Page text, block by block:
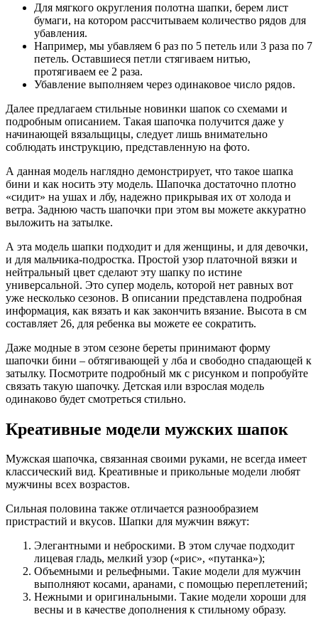
Для мягкого округления полотна шапки, берем лист
бумаги, на котором рассчитываем количество рядов для
убавления.
Например, мы убавляем 6 раз по 5 петель или 3 раза по 7
петель. Оставшиеся петли стягиваем нитью,
протягиваем ее 2 раза.
Убавление выполняем через одинаковое число рядов.
Далее предлагаем стильные новинки шапок со схемами и
подробным описанием. Такая шапочка получится даже у
начинающей вязальщицы, следует лишь внимательно
соблюдать инструкцию, представленную на фото.
А данная модель наглядно демонстрирует, что такое шапка
бини и как носить эту модель. Шапочка достаточно плотно
«сидит» на ушах и лбу, надежно прикрывая их от холода и
ветра. Заднюю часть шапочки при этом вы можете аккуратно
выложить на затылке.
А эта модель шапки подходит и для женщины, и для девочки,
и для мальчика-подростка. Простой узор платочной вязки и
нейтральный цвет сделают эту шапку по истине
универсальной. Это супер модель, которой нет равных вот
уже несколько сезонов. В описании представлена подробная
информация, как вязать и как закончить вязание. Высота в см
составляет 26, для ребенка вы можете ее сократить.
Даже модные в этом сезоне береты принимают форму
шапочки бини – обтягивающей у лба и свободно спадающей к
затылку. Посмотрите подробный мк с рисунком и попробуйте
связать такую шапочку. Детская или взрослая модель
одинаково будет смотреться стильно.
Креативные модели мужских шапок
Мужская шапочка, связанная своими руками, не всегда имеет
классический вид. Креативные и прикольные модели любят
мужчины всех возрастов.
Сильная половина также отличается разнообразием
пристрастий и вкусов. Шапки для мужчин вяжут:
Элегантными и неброскими. В этом случае подходит
лицевая гладь, мелкий узор («рис», «путанка»);
Объемными и рельефными. Такие модели для мужчин
выполняют косами, аранами, с помощью переплетений;
Нежными и оригинальными. Такие модели хороши для
весны и в качестве дополнения к стильному образу.